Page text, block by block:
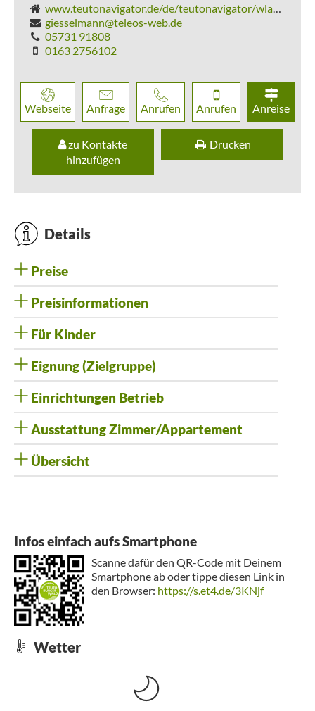
www.teutonavigator.de/de/teutonavigator/wlan/detail/Hotel/h_64605/ferienwohnung-karin-gie-elmann
giesselmann@teleos-web.de
05731 91808
0163 2756102
Webseite Anfrage Anrufen Anrufen Anreise
zu Kontakte
hinzufügen
Drucken
Details
Preise
Preisinformationen
Für Kinder
Eignung (Zielgruppe)
Einrichtungen Betrieb
Ausstattung Zimmer/Appartement
Übersicht
Infos einfach aufs Smartphone
Scanne dafür den QR-Code mit Deinem
Smartphone ab oder tippe diesen Link in
den Browser: https://s.et4.de/3KNjf
Wetter